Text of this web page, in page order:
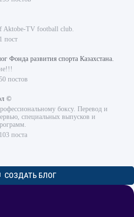
Aktobe-TV football club.
пост
Фонда развития спорта Казахстана.
постов
©
боксу. Перевод и
специальных выпусков и
поста
СОЗДАТЬ БЛОГ